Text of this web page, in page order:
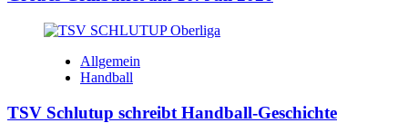
Allgemein
Handball
TSV Schlutup schreibt Handball-Geschichte